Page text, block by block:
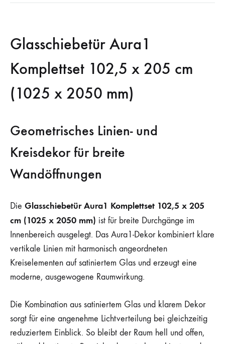
Glasschiebetür Aura1
Komplettset 102,5 x 205 cm
(1025 x 2050 mm)
Geometrisches Linien- und
Kreisdekor für breite
Wandöffnungen
Die Glasschiebetür Aura1 Komplettset 102,5 x 205
cm (1025 x 2050 mm) ist für breite Durchgänge im
Innenbereich ausgelegt. Das Aura1-Dekor kombiniert klare
vertikale Linien mit harmonisch angeordneten
Kreiselementen auf satiniertem Glas und erzeugt eine
moderne, ausgewogene Raumwirkung.
Die Kombination aus satiniertem Glas und klarem Dekor
sorgt für eine angenehme Lichtverteilung bei gleichzeitig
reduziertem Einblick. So bleibt der Raum hell und offen,